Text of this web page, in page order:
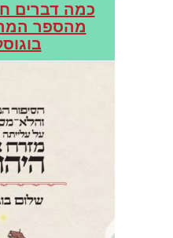
כמה דברים
מהספר